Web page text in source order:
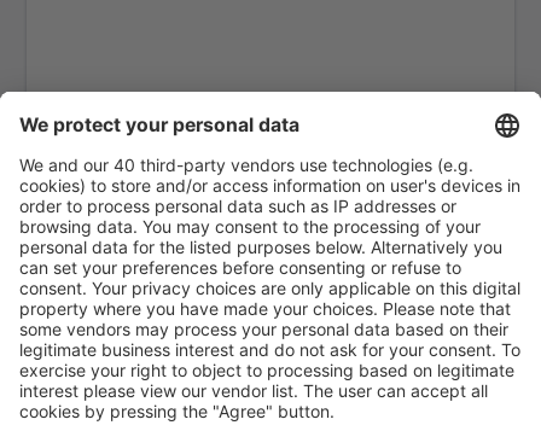
Santiago de Compostela Lavacolla (SCQ)
Leon Airport (LEN)
Lleida-Alguaire Airport (ILD)
Madrid Barajas (MAD)
Valencia Manises (VLC)
Salamanca Matacan (SLM)
Melilla Airport (MLN)